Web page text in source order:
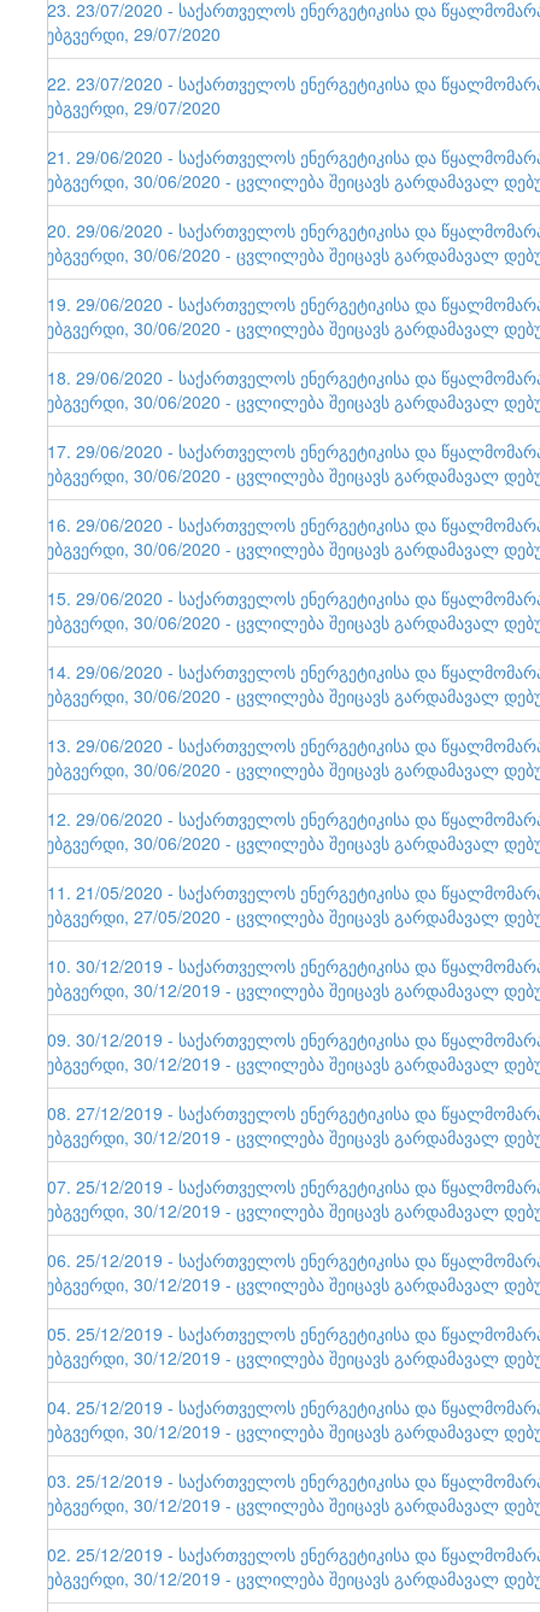
123. 23/07/2020 - საქართველოს ენერგეტიკისა და
ვებგვერდი, 29/07/2020
122. 23/07/2020 - საქართველოს ენერგეტიკისა და
ვებგვერდი, 29/07/2020
121. 29/06/2020 - საქართველოს ენერგეტიკისა და
ვებგვერდი, 30/06/2020 - ცვლილება შეიცავს გარდამავალ
120. 29/06/2020 - საქართველოს ენერგეტიკისა და
ვებგვერდი, 30/06/2020 - ცვლილება შეიცავს გარდამავალ
119. 29/06/2020 - საქართველოს ენერგეტიკისა და
ვებგვერდი, 30/06/2020 - ცვლილება შეიცავს გარდამავალ
118. 29/06/2020 - საქართველოს ენერგეტიკისა და
ვებგვერდი, 30/06/2020 - ცვლილება შეიცავს გარდამავალ
117. 29/06/2020 - საქართველოს ენერგეტიკისა და
ვებგვერდი, 30/06/2020 - ცვლილება შეიცავს გარდამავალ
116. 29/06/2020 - საქართველოს ენერგეტიკისა და
ვებგვერდი, 30/06/2020 - ცვლილება შეიცავს გარდამავალ
115. 29/06/2020 - საქართველოს ენერგეტიკისა და
ვებგვერდი, 30/06/2020 - ცვლილება შეიცავს გარდამავალ
114. 29/06/2020 - საქართველოს ენერგეტიკისა და
ვებგვერდი, 30/06/2020 - ცვლილება შეიცავს გარდამავალ
113. 29/06/2020 - საქართველოს ენერგეტიკისა და
ვებგვერდი, 30/06/2020 - ცვლილება შეიცავს გარდამავალ
112. 29/06/2020 - საქართველოს ენერგეტიკისა და
ვებგვერდი, 30/06/2020 - ცვლილება შეიცავს გარდამავალ
111. 21/05/2020 - საქართველოს ენერგეტიკისა და
ვებგვერდი, 27/05/2020 - ცვლილება შეიცავს გარდამავალ
110. 30/12/2019 - საქართველოს ენერგეტიკისა და
ვებგვერდი, 30/12/2019 - ცვლილება შეიცავს გარდამავალ
109. 30/12/2019 - საქართველოს ენერგეტიკისა და
ვებგვერდი, 30/12/2019 - ცვლილება შეიცავს გარდამავალ
108. 27/12/2019 - საქართველოს ენერგეტიკისა და
ვებგვერდი, 30/12/2019 - ცვლილება შეიცავს გარდამავალ
107. 25/12/2019 - საქართველოს ენერგეტიკისა და
ვებგვერდი, 30/12/2019 - ცვლილება შეიცავს გარდამავალ
106. 25/12/2019 - საქართველოს ენერგეტიკისა და
ვებგვერდი, 30/12/2019 - ცვლილება შეიცავს გარდამავალ
105. 25/12/2019 - საქართველოს ენერგეტიკისა და
ვებგვერდი, 30/12/2019 - ცვლილება შეიცავს გარდამავალ
104. 25/12/2019 - საქართველოს ენერგეტიკისა და
ვებგვერდი, 30/12/2019 - ცვლილება შეიცავს გარდამავალ
103. 25/12/2019 - საქართველოს ენერგეტიკისა და
ვებგვერდი, 30/12/2019 - ცვლილება შეიცავს გარდამავალ
102. 25/12/2019 - საქართველოს ენერგეტიკისა და
ვებგვერდი, 30/12/2019 - ცვლილება შეიცავს გარდამავალ